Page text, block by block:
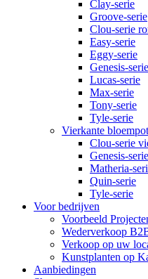
Clay-serie
Groove-serie
Clou-serie
Easy-serie
Eggy-serie
Genesis-
Lucas-serie
Max-serie
Tony-serie
Tyle-serie
Vierkante
Clou-serie
Genesis-
Matheria-
Quin-serie
Tyle-serie
Voor bedrijven
Voorbeeld
Wederverkoop
Verkoop op uw
Kunstplanten op
Aanbiedingen